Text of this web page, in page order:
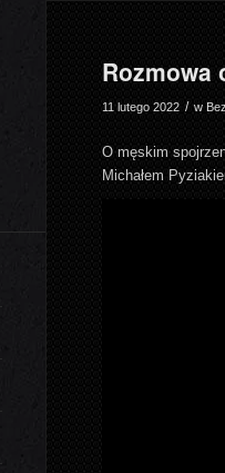
Rozmowa
11 lutego 2022 / w
O męskim
Michałem